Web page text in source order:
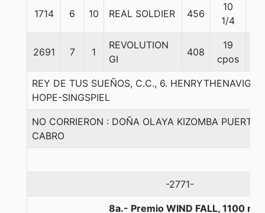
1714 6 10 REAL SOLDIER 456
10
1/4
2691 7 1
REVOLUTION
GI
408
19
cpos
REY DE TUS SUEÑOS, C.C., 6.
HOPE-SINGSPIEL
NO CORRIERON : DOÑA OLAYA KIZOMBA PUERTO
CABRO
-2771-
8a.- Premio WIND FALL, 1100